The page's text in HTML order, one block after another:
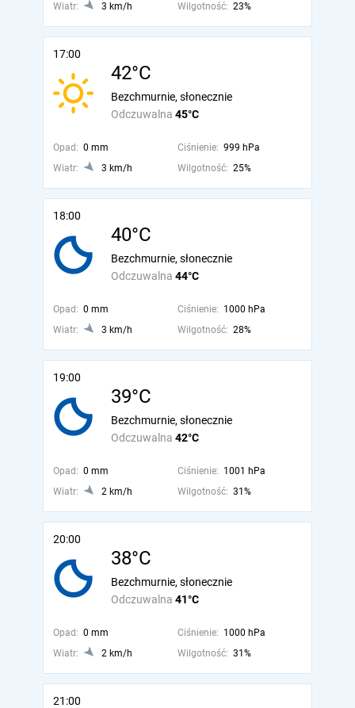
Wiatr:
3 km/h Wilgotność: 23%
17:00
42°C
Odczuwalna 45°C
Bezchmurnie, słonecznie
Opad: 0 mm Ciśnienie: 999 hPa
Wiatr:
3 km/h Wilgotność: 25%
18:00
40°C
Odczuwalna 44°C
Bezchmurnie, słonecznie
Opad: 0 mm Ciśnienie: 1000 hPa
Wiatr:
3 km/h Wilgotność: 28%
19:00
39°C
Odczuwalna 42°C
Bezchmurnie, słonecznie
Opad: 0 mm Ciśnienie: 1001 hPa
Wiatr:
2 km/h Wilgotność: 31%
20:00
38°C
Odczuwalna 41°C
Bezchmurnie, słonecznie
Opad: 0 mm Ciśnienie: 1000 hPa
Wiatr:
2 km/h Wilgotność: 31%
21:00